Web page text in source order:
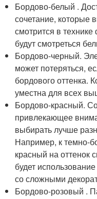
Бордово-белый .
сочетание, которые
смотрится в
будут смотреться
Бордово-черный.
может потеряться,
бордового оттенка.
уместна для всех
Бордово-красный.
привлекающее
выбирать лучше
Например, к темно-
красный на оттенок
будет
со сложными
Бордово-розовый .